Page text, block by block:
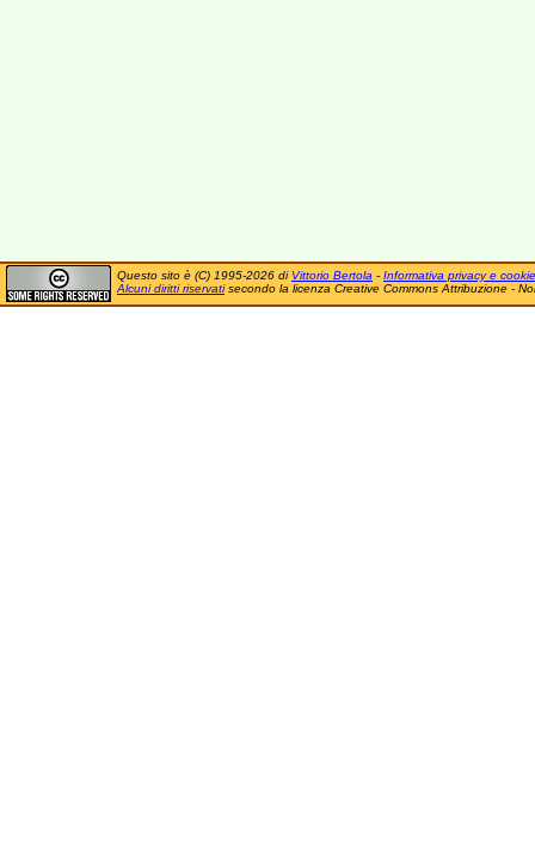
Questo sito è (C) 1995-2026 di Vittorio Bertola - Informativa privacy e cookie
Alcuni diritti riservatisecondo la licenza Creative Commons Attribuzione -